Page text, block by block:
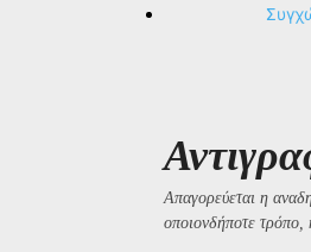
Απαγορεύεται η
οποιονδήποτε τρόπο,